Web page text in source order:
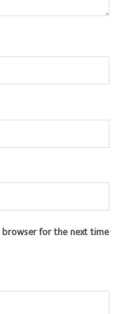
browser for the next time